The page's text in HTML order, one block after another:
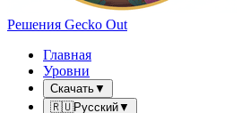
Решения Gecko Out
Главная
Уровни
Скачать▼
🇷🇺Русский▼